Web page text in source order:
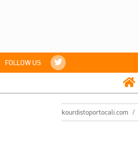
FOLLOW US
kourdistoportocali.com